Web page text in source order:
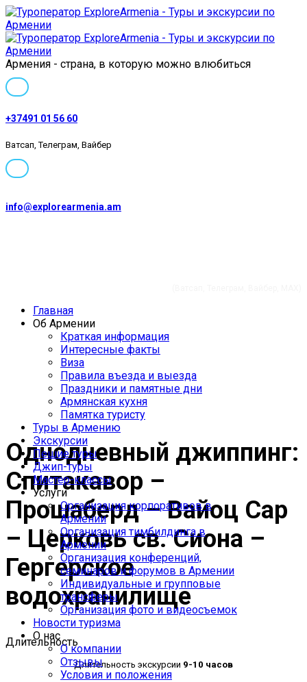
Армения - страна, в которую можно влюбиться
+37491 01 56 60
Ватсап, Телеграм, Вайбер
info@explorearmenia.am
Главная
Об Армении
Краткая информация
Интересные факты
Виза
Правила въезда и выезда
Праздники и памятные дни
Армянская кухня
Памятка туристу
Туры в Армению
Экскурсии
Пешие туры
Джип-туры
Мастер-классы
Услуги
Организация корпоративов в
Армении
Организация тимбилдинга в
Армении
Организация конференций,
семинаров и форумов в Армении
Индивидуальные и групповые
трансферы
Организация фото и видеосъемок
Новости туризма
О нас
О компании
Отзывы
Условия и положения
Джип-туры по
Армении
Однодневный джиппинг:
Спитакавор –
Прошаберд – Вайоц Сар
– Церковь св. Сиона –
Гергерское
водохранилище
Длительность
Длительность экскурсии 9-10 часов